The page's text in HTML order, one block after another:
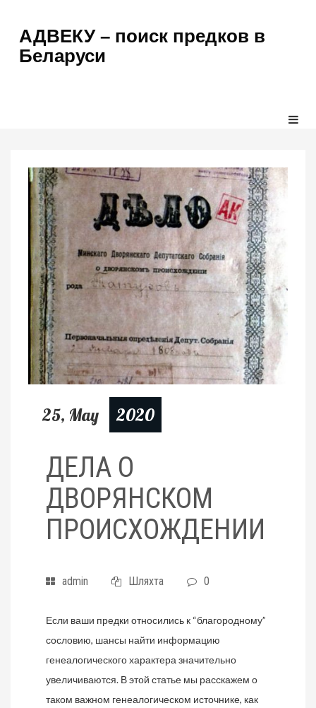
АДВЕКУ – поиск предков в
Беларуси
25, May 2020
ДЕЛА О
ДВОРЯНСКОМ
ПРОИСХОЖДЕНИИ
admin Шляхта 0
Если ваши предки относились к “благородному”
сословию, шансы найти информацию
генеалогического характера значительно
увеличиваются. В этой статье мы расскажем о
таком важном генеалогическом источнике, как